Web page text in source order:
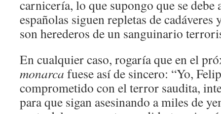
carnicería, lo que supongo que se debe
españolas siguen repletas de cadáveres
son herederos de un sanguinario
En cualquier caso, rogaría que en el
monarca fuese así de sincero: “Yo,
comprometido con el terror saudita,
para que sigan asesinando a miles de